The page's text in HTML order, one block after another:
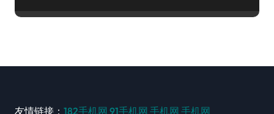
友情链接： 182手机网 91手机网 手机网 手机网